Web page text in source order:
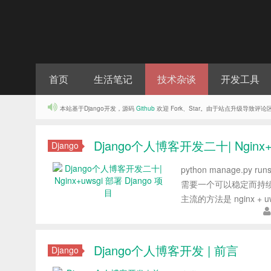
首页 生活笔记 技术杂谈 开发工具
本站基于Django开发，源码 Github 欢迎 Fork、Star。由于站点升级导致评论
Django Django个人博客开发二十|
python manage.py
需要一个可以稳定而持
主流的方法是 nginx +
Django Django个人博客开发 | 前言